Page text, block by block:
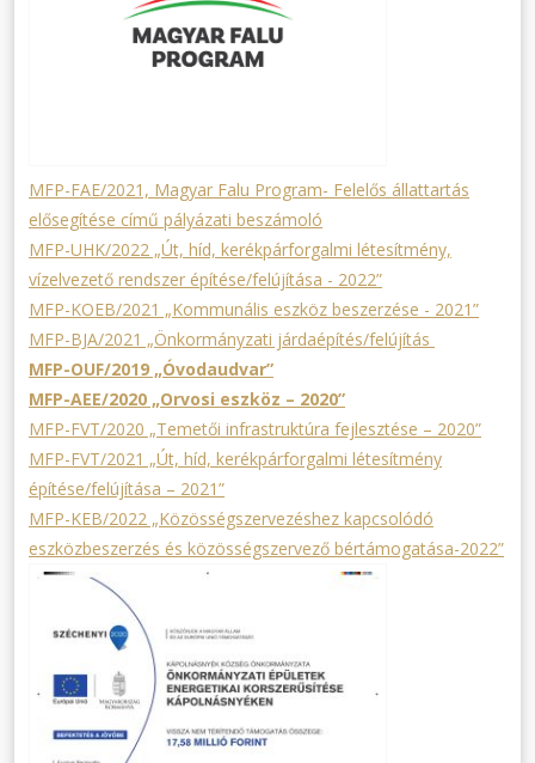
MFP-FAE/2021, Magyar Falu Program- Felelős állattartás
elősegítése című pályázati beszámoló
MFP-UHK/2022 „Út, híd, kerékpárforgalmi létesítmény,
vízelvezető rendszer építése/felújítása - 2022”
MFP-KOEB/2021 „Kommunális eszköz beszerzése - 2021”
MFP-BJA/2021 „Önkormányzati járdaépítés/felújítás
MFP-OUF/2019 „Óvodaudvar”
MFP-AEE/2020 „Orvosi eszköz – 2020”
MFP-FVT/2020 „Temetői infrastruktúra fejlesztése – 2020”
MFP-FVT/2021 „Út, híd, kerékpárforgalmi létesítmény
építése/felújítása – 2021”
MFP-KEB/2022 „Közösségszervezéshez kapcsolódó
eszközbeszerzés és közösségszervező bértámogatása-2022”